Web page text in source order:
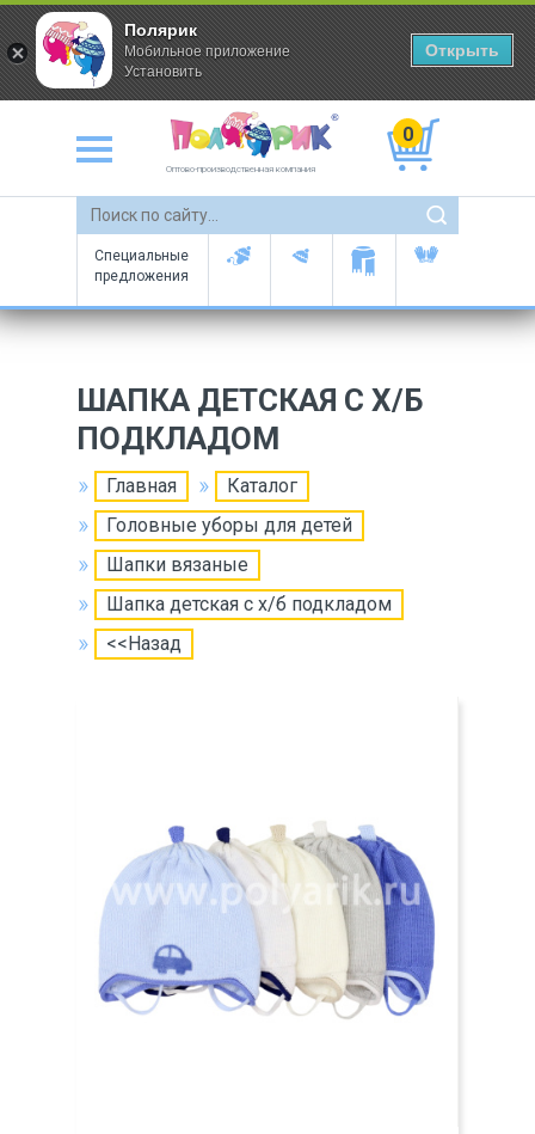
Оптово-производственная компания
0
Специальные
предложения
ШАПКА ДЕТСКАЯ С Х/Б
ПОДКЛАДОМ
Главная
Каталог
Головные уборы для детей
Шапки вязаные
Шапка детская с х/б подкладом
<<Назад
Полярик
Мобильное приложение
Установить
Открыть